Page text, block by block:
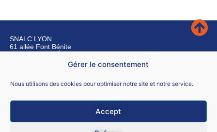
Gérer le consentement
Nous utilisons des cookies pour optimiser notre site et notre service.
Accept
SNALC LYON
61 allée Font Bénite